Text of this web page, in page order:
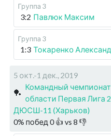
Группа 3
3:2 Павлюк Максим
Группа 3
1:3 Токаренко
5 окт.-1 дек., 2019
🏓
Командный
области Первая Лига
ДЮСШ-11 (Харьков)
0% побед 0👍 vs 8 👎